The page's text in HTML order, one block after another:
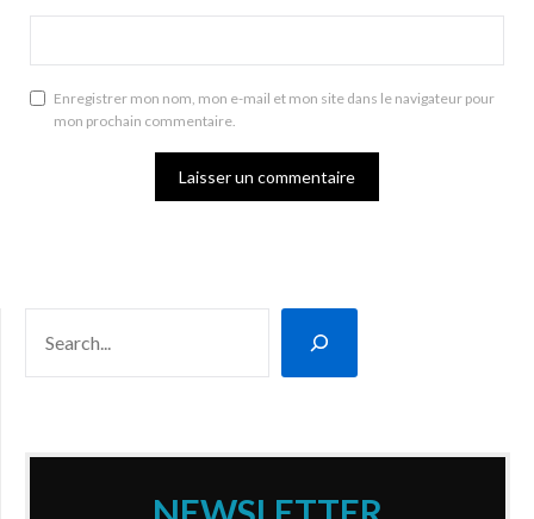
Enregistrer mon nom, mon e-mail et mon site dans le navigateur pour
mon prochain commentaire.